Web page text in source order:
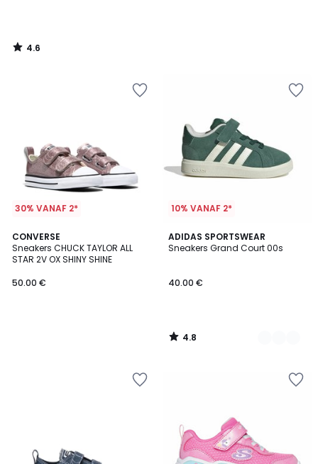
4.6
/
30% VANAF 2*
CONVERSE
Sneakers CHUCK TAYLOR ALL
STAR 2V OX SHINY SHINE
50.00 €
10% VANAF 2*
ADIDAS SPORTSWEAR
Sneakers Grand Court 00s
40.00 €
4.8
/ 5
3
Kleuren
4.8
/